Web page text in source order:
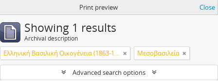
Print preview Close
Showing 1 results
Archival description
Ελληνική Βασιλική Οικογένεια (1863-1974) Μεσοβασιλεία
Advanced search options